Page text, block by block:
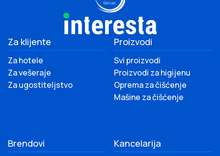
Za klijente
Za hotele
Za vešeraje
Za ugostiteljstvo
Proizvodi
Svi proizvodi
Proizvodi za higijenu
Oprema za čišćenje
Mašine za čišćenje
Brendovi Kancelarija